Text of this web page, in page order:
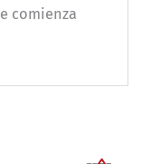
comienza